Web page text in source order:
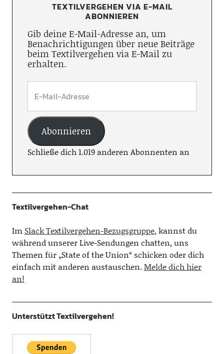
TEXTILVERGEHEN VIA E-MAIL
ABONNIEREN
Gib deine E-Mail-Adresse an, um
Benachrichtigungen über neue Beiträge
beim Textilvergehen via E-Mail zu
erhalten.
Abonnieren
Schließe dich 1.019 anderen Abonnenten an
Textilvergehen-Chat
Im Slack Textilvergehen-Bezugsgruppe, kannst du
während unserer Live-Sendungen chatten, uns
Themen für „State of the Union“ schicken oder dich
einfach mit anderen austauschen.Melde dich hier
an!
Unterstützt Textilvergehen!